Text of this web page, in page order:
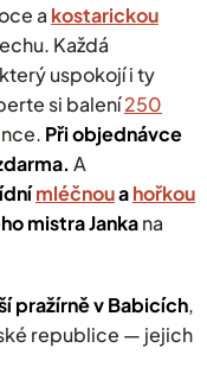
a kostarickou
Každá
uspokojí i ty
si balení250
Při objednávce
. A
mléčnouahořkou
mistra Jankana
pražírně v Babicích,
republice — jejich